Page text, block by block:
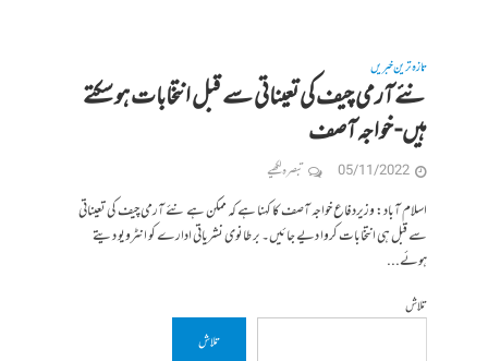
تازہ ترین خبریں
نئے آرمی چیف کی تعیناتی سے قبل انتخابات ہو سکتے
ہیں- خواجہ آصف
05/11/2022 تبصرہ لکھیے
اسلام آباد: وزیردفاع خواجہ آصف کا کہنا ہے کہ ممکن ہے نئے آرمی چیف کی تعیناتی
سے قبل ہی انتخابات کروا دیے جائیں۔ برطانوی نشریاتی ادارے کو انٹرویو دیتے
ہوئے...
تلاش
تلاش